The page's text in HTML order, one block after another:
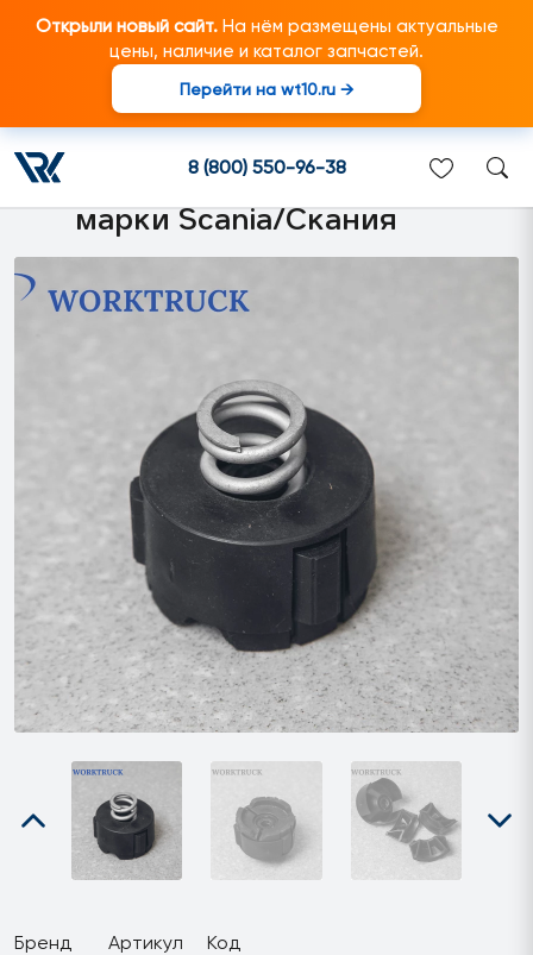
Открыли новый сайт.На нём размещены актуальные
цены, наличие и каталог запчастей.
Перейти на wt10.ru →
8 (800) 550-96-38
1366139 Муфта кронштейна
бокового зеркала правая
подходит для грузовиков
марки Scania/Скания
Бренд
Артикул
Код